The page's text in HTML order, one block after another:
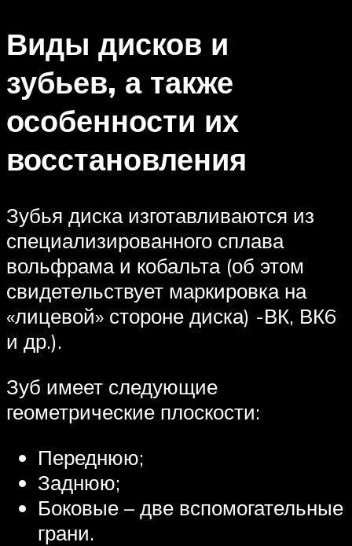
Виды дисков и
зубьев, а также
особенности их
восстановления
Зубья диска изготавливаются из
специализированного сплава
вольфрама и кобальта (об этом
свидетельствует маркировка на
«лицевой» стороне диска) -ВК, ВК6
и др.).
Зуб имеет следующие
геометрические плоскости:
Переднюю;
Заднюю;
Боковые – две вспомогательные
грани.